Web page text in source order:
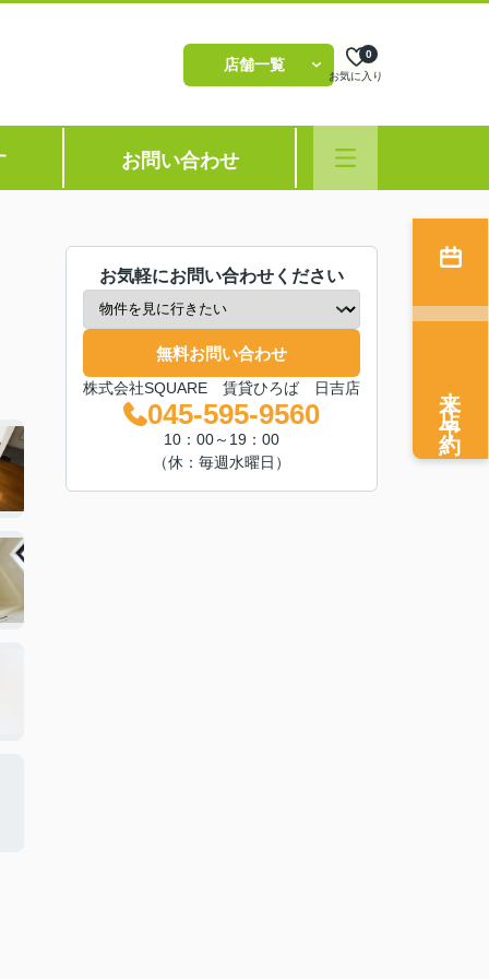
店舗一覧
お気に入り
0
お問い合わせ
お気軽にお問い合わせください
無料お問い合わせ
株式会社SQUARE 賃貸ひろば 日吉店
045-595-9560
10：00～19：00
（休：毎週水曜日）
来店予約